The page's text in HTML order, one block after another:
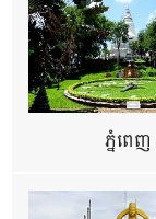
ភ្នំពេញ